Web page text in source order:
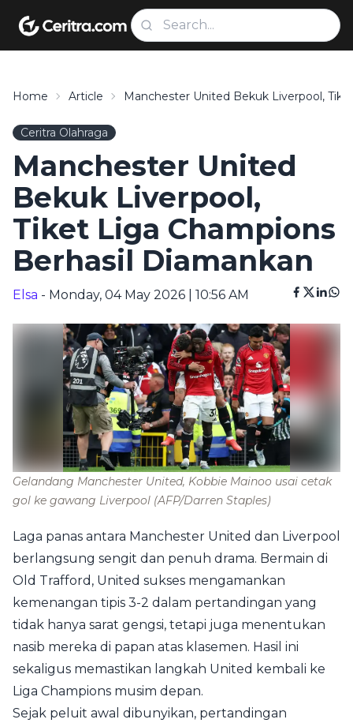
Home Article Manchester United Bekuk Liverpool,
Ceritra Olahraga
Manchester United
Bekuk Liverpool,
Tiket Liga Champions
Berhasil Diamankan
Elsa - Monday, 04 May 2026 | 10:56 AM
Gelandang Manchester United, Kobbie Mainoo usai cetak
gol ke gawang Liverpool (AFP/Darren Staples)
Laga panas antara Manchester United dan Liverpool
berlangsung sengit dan penuh drama. Bermain di
Old Trafford, United sukses mengamankan
kemenangan tipis 3-2 dalam pertandingan yang
tidak hanya sarat gengsi, tetapi juga menentukan
nasib mereka di papan atas klasemen. Hasil ini
sekaligus memastikan langkah United kembali ke
Liga Champions musim depan.
Sejak peluit awal dibunyikan, pertandingan